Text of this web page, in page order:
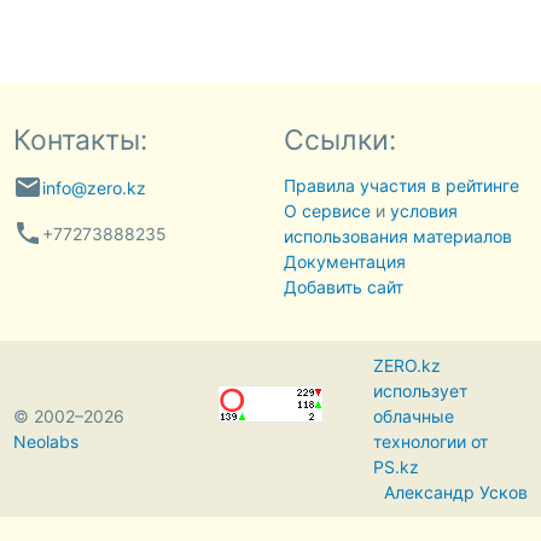
Контакты:
emailinfo@zero.kz
phone +77273888235
Ссылки:
Правила участия в рейтинге
О сервисеи условия
использования материалов
Документация
Добавить сайт
© 2002–2026
Neolabs
ZERO.kz
использует
облачные
технологии от
PS.kz
Александр Усков